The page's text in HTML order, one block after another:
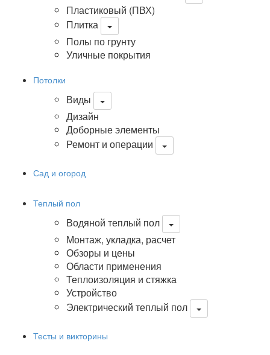
Пластиковый (ПВХ)
Плитка
Полы по грунту
Уличные покрытия
Потолки
Виды
Дизайн
Доборные элементы
Ремонт и операции
Сад и огород
Теплый пол
Водяной теплый пол
Монтаж, укладка, расчет
Обзоры и цены
Области применения
Теплоизоляция и стяжка
Устройство
Электрический теплый пол
Тесты и викторины